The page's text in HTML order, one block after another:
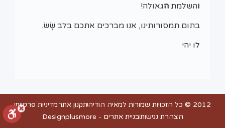
והשלמת הגאולה!
בתום תמסורותינו, אנו מברכים אתכם בלב שָׂשׂ.
לו יהי
2012 © כל הזכויות שמורות למאיה הודיה תקנון אתרמדיניות פרטיות
הצהרת נגישותבניית אתרים - Designplusmore